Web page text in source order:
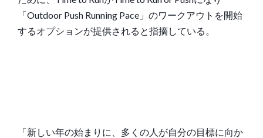
「Outdoor Push Running Pace」のワークアウトを開始
するオプションが提供されると指摘している。
「新しい年の始まりに、多くの人が自分の目標に向か